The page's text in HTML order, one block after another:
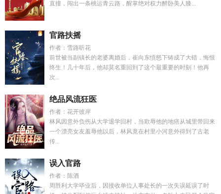
直撞，闯出一条桃运青云路，醒掌绝对权力醉卧美人膝...
官路扶摇
作者：雪路听花
前世被当副镇长的老婆离婚后，崔向东愤怒下铸成了大错，悔恨
终生！几十年后，他却莫名重回到了这个最重要的时刻！他再
次...
绝品风流狂医
作者：花开彼岸
林风因意外负伤从大学退学回村，当欺辱他的地痞从城里带回来
一个漂亮女友羞辱他以后，林风竟在村里小河意外得到了古老
传...
误入官路
作者：陈酒
周胜利大学毕业后，因接收单位人事处长的一次失误延误了时